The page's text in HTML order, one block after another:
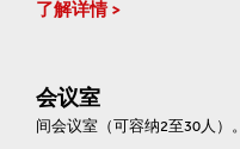
了解详情
会议室
间会议室（可容纳2至30人）。